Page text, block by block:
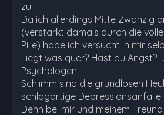
zu.
Da ich allerdings Mitte Zwanzig
(verstärkt damals durch die
Pille) habe ich versucht in mir
Liegt was quer? Hast du Angst?
Psychologen.
Schlimm sind die grundlosen
schlagartige Depressionsanfälle
Denn bei mir und meinem